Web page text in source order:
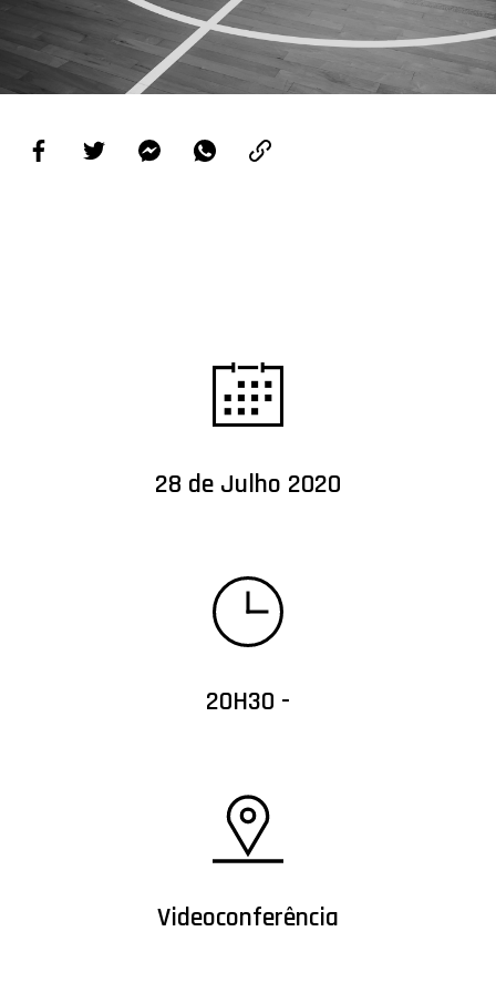
PROJETOS
LIGA BETCLIC MASCULINA
28 de Julho 2020
20H30 -
Videoconferência